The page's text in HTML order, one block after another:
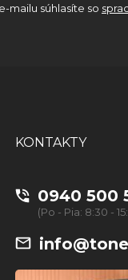
mailu súhlasíte so
KONTAKTY
0940 500
(Po - Pia: 8:30 -